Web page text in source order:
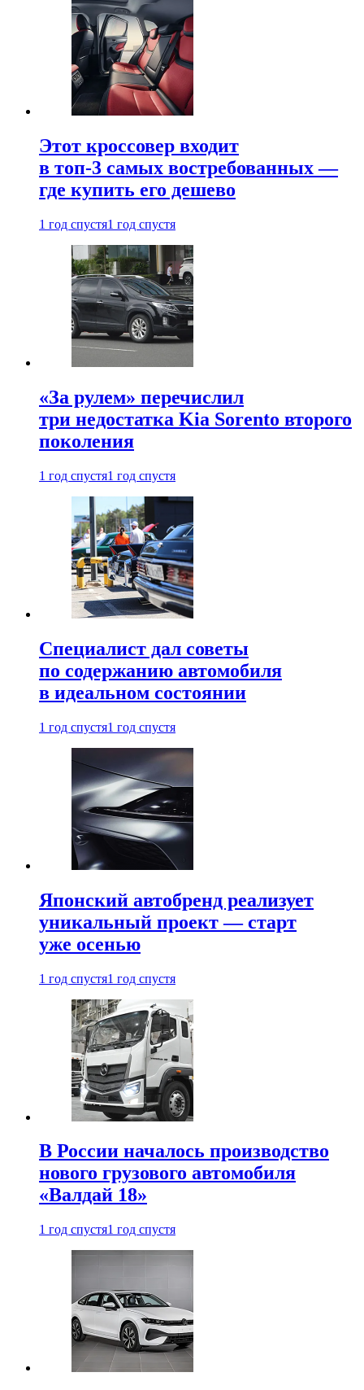
Этот кроссовер входит
в топ-3 самых востребованных —
где купить его дешево
1 год спустя1 год спустя
«За рулем» перечислил
три недостатка Kia Sorento второго
поколения
1 год спустя1 год спустя
Специалист дал советы
по содержанию автомобиля
в идеальном состоянии
1 год спустя1 год спустя
Японский автобренд реализует
уникальный проект — старт
уже осенью
1 год спустя1 год спустя
В России началось производство
нового грузового автомобиля
«Валдай 18»
1 год спустя1 год спустя